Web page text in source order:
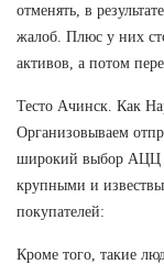
отменять, в
жалоб. Плюс у них
активов, а потом
Тесто Ачинск. Как
Организовываем
широкий выбор АЦЦ
крупными и
покупателей:
Кроме того, такие